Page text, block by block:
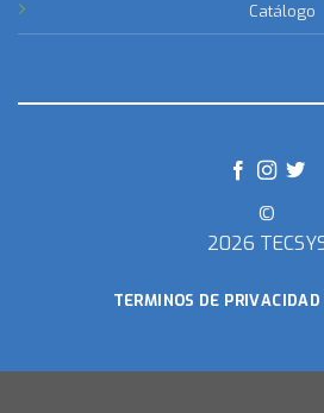
Catálogo
©
2026
TERMINOS DE